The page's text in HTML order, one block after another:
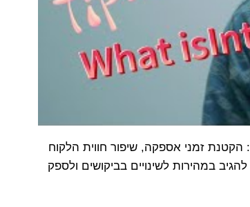
הקטנת זמני אספקה, שיפור חווית הלקוח
במהירות לשינויים בביקושים ולספק